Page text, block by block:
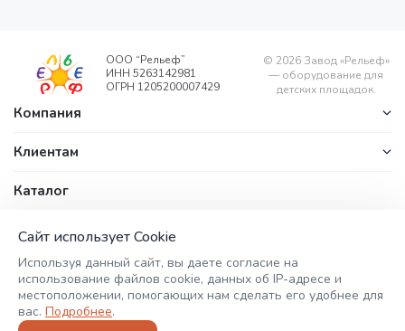
ООО “Рельеф”
ИНН 5263142981
ОГРН 1205200007429
© 2026Завод «Рельеф»
— оборудование для
детских площадок.
Компания
Клиентам
Каталог
+7 (800) 201-
49-49
+7 (908) 752-
56-46
ул. Береговая, д. 1/1, п.
Воскресенский район,
Нижегородская
область, 606735
Сайт использует Cookie
Используя данный сайт, вы даете согласие на
использование файлов cookie, данных об IP-адресе и
местоположении, помогающих нам сделать его удобнее для
вас. Подробнее.